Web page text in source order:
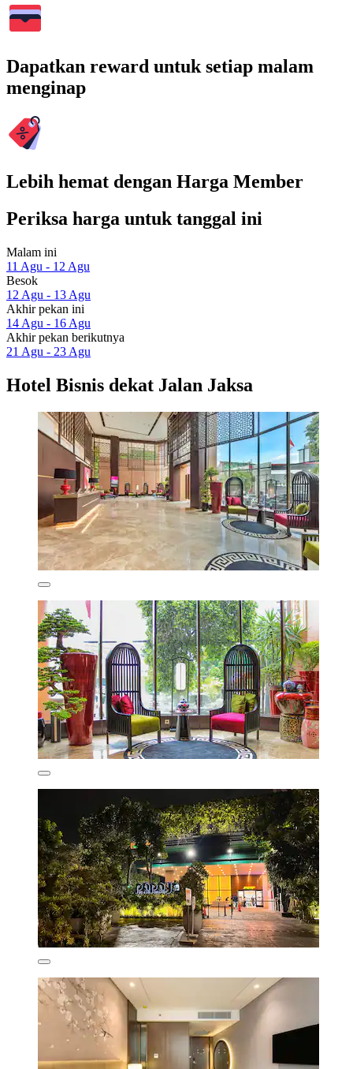
Dapatkan reward untuk setiap malam
menginap
Lebih hemat dengan Harga Member
Periksa harga untuk tanggal ini
Malam ini
11 Agu - 12 Agu
Besok
12 Agu - 13 Agu
Akhir pekan ini
14 Agu - 16 Agu
Akhir pekan berikutnya
21 Agu - 23 Agu
Hotel Bisnis dekat Jalan Jaksa